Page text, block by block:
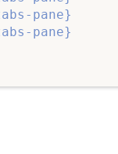
pane}
pane}